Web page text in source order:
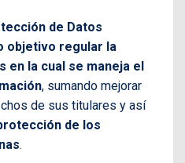
de Datos
objetivo regular la
en la cual se maneja el
, sumando mejorar
de sus titulares y así
de los
.